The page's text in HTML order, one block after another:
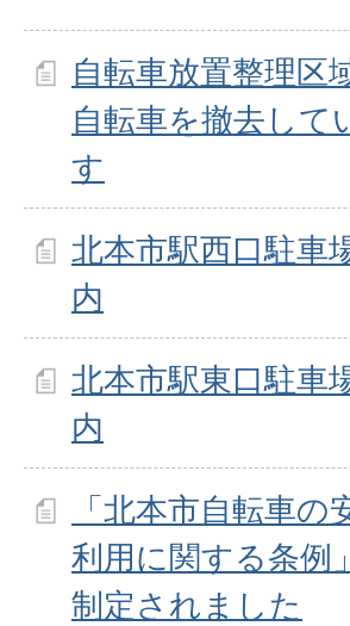
自転車放置整理区
自転車を撤去して
す
北本市駅西口駐車
内
北本市駅東口駐車
内
「北本市自転車の
利用に関する条例
制定されました